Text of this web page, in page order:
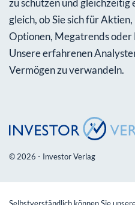
zu schützen und
gleich, ob Sie sich für
Optionen, Megatrends
Unsere erfahrenen
Vermögen zu verwandeln.
© 2026 - Investor Verlag